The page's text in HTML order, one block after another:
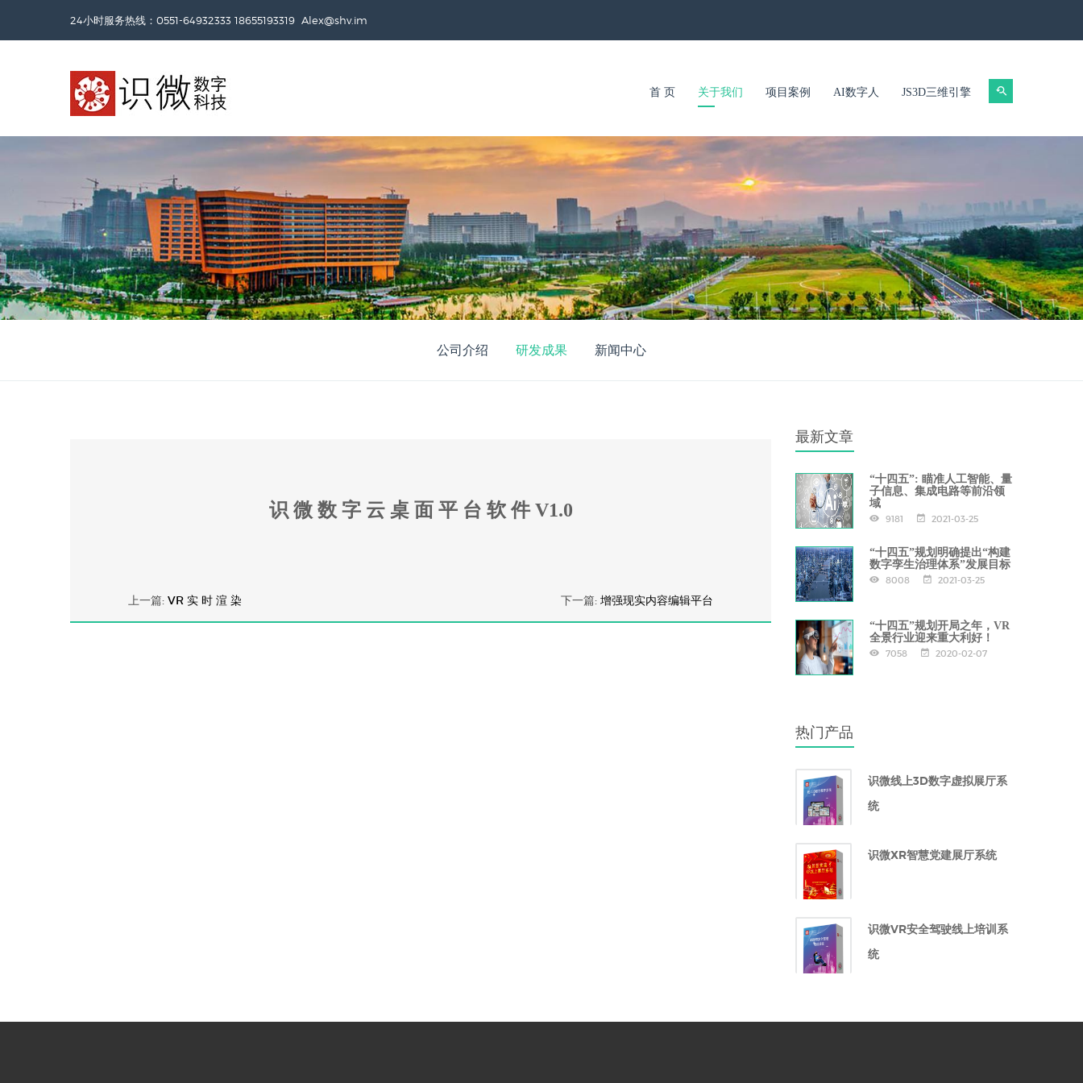
24小时服务热线：0551-64932333 18655193319 Alex@shv.im
首 页 关于我们 项目案例 AI数字人 JS3D三维引擎
公司介绍 研发成果 新闻中心
识 微 数 字 云 桌 面 平 台 软 件 V1.0
上一篇: VR 实 时 渲 染 下一篇: 增强现实内容编辑平台
最新文章
“十四五”: 瞄准人工智能、量
子信息、集成电路等前沿领
域
9181 2021-03-25
“十四五”规划明确提出“构建
数字孪生治理体系”发展目标
8008 2021-03-25
“十四五”规划开局之年，VR
全景行业迎来重大利好！
7058 2020-02-07
热门产品
识微线上3D数字虚拟展厅系
统
识微XR智慧党建展厅系统
识微VR安全驾驶线上培训系
统